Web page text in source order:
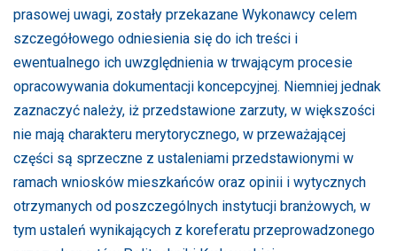
prasowej uwagi, zostały przekazane Wykonawcy celem
szczegółowego odniesienia się do ich treści i
ewentualnego ich uwzględnienia w trwającym procesie
opracowywania dokumentacji koncepcyjnej. Niemniej jednak
zaznaczyć należy, iż przedstawione zarzuty, w większości
nie mają charakteru merytorycznego, w przeważającej
części są sprzeczne z ustaleniami przedstawionymi w
ramach wniosków mieszkańców oraz opinii i wytycznych
otrzymanych od poszczególnych instytucji branżowych, w
tym ustaleń wynikających z koreferatu przeprowadzonego